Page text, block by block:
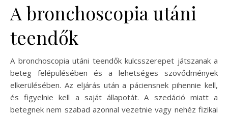
A bronchoscopia utáni
teendők
A bronchoscopia utáni teendők kulcsszerepet játszanak a
beteg felépülésében és a lehetséges szövődmények
elkerülésében. Az eljárás után a páciensnek pihennie kell,
és figyelnie kell a saját állapotát. A szedáció miatt a
betegnek nem szabad azonnal vezetnie vagy nehéz fizikai